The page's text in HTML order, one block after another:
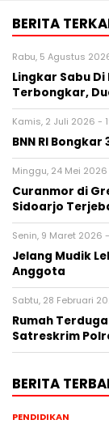
BERITA
Rabu, 5 Agustus
Lingkar Sabu
Terbongkar,
Kamis, 2 Juli 2026 -
BNN RI
Minggu, 24 Mei 2026
Curanmor di
Sidoarjo
Senin, 9 Maret 2026 -
Jelang Mudik
Anggota
Sabtu, 28 Februari
Rumah
Satreskrim
BERITA
PENDIDIKAN